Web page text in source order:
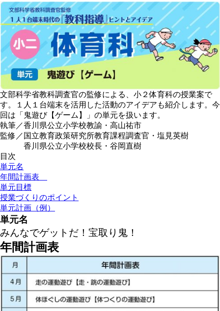
文部科学省教科調査官の監修による、小２体育科の授業案で
す。１人１台端末を活用した活動のアイデアも紹介します。今
回は「鬼遊び【ゲーム】」の単元を扱います。
執筆／香川県公立小学校教諭・高山祐市
監修／国立教育政策研究所教育課程調査官・塩見英樹
香川県公立小学校校長・谷岡直樹
目次
単元名
年間計画表
単元目標
授業づくりのポイント
単元計画（例）
単元名
みんなでゲットだ！宝取り鬼！
年間計画表